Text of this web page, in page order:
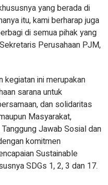
yang berada di
itu, kami berharap juga
di semua pihak yang
Perusahaan PJM,
kegiatan ini merupakan
sarana untuk
dan solidaritas
Masyarakat,
Jawab Sosial dan
komitmen
Sustainable
SDGs 1, 2, 3 dan 17.